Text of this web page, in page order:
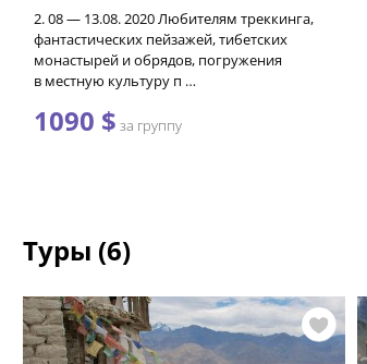
2. 08 — 13.08. 2020 Любителям треккинга,
фантастических пейзажей, тибетских
монастырей и обрядов, погружения
в местную культуру п …
1090 $ за группу
Туры (6)